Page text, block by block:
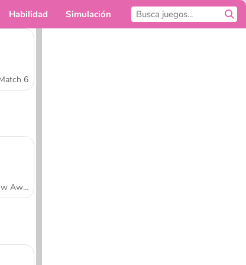
Habilidad Simulación
6
Tap Arrow Away